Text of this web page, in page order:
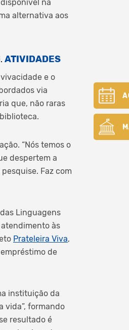
na
alternativa aos
ATIVIDADES
e o
via
que, não raras
“Nós temos o
despertem a
Faz com
Linguagens
às
Prateleira Viva,
de
instituição da
vida”, formando
resultado é